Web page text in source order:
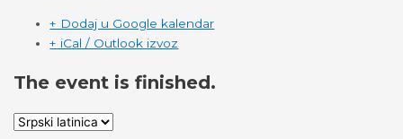
+ Dodaj u Google kalendar
+ iCal / Outlook izvoz
The event is finished.